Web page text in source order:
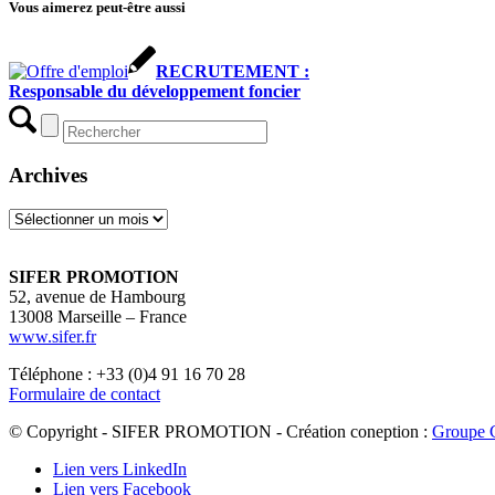
Vous aimerez peut-être aussi
RECRUTEMENT :
Responsable du développement foncier
Archives
Archives
SIFER PROMOTION
52, avenue de Hambourg
13008 Marseille – France
www.sifer.fr
Téléphone : +33 (0)4 91 16 70 28
Formulaire de contact
© Copyright - SIFER PROMOTION - Création coneption : Groupe
Lien vers LinkedIn
Lien vers Facebook